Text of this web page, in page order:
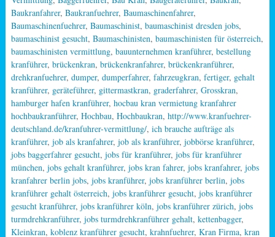
Baukranfahrer, Baukranfuehrer, Baumaschinenfahrer,
Baumaschinenfuehrer, Baumaschinist, baumaschinist dresden jobs,
baumaschinist gesucht, Baumaschinisten, baumaschinisten für österreich,
baumaschinisten vermittlung, bauunternehmen kranführer, bestellung
kranführer, brückenkran, brückenkranfahrer, brückenkranführer,
drehkranfuehrer, dumper, dumperfahrer, fahrzeugkran, fertiger, gehalt
kranführer, geräteführer, gittermastkran, graderfahrer, Grosskran,
hamburger hafen kranführer, hocbau kran vermietung kranfahrer
hochbaukranführer, Hochbau, Hochbaukran, http://www.kranfuehrer-
deutschland.de/kranfuhrer-vermittlung/, ich brauche aufträge als
kranführer, job als kranfahrer, job als kranführer, jobbörse kranführer,
jobs baggerfahrer gesucht, jobs für kranführer, jobs für kranführer
münchen, jobs gehalt kranführer, jobs kran fahrer, jobs kranfahrer, jobs
kranfahrer berlin jobs, jobs kranführer, jobs kranführer berlin, jobs
kranführer gehalt österreich, jobs kranführer gesucht, jobs kranführer
gesucht kranführer, jobs kranführer köln, jobs kranführer zürich, jobs
turmdrehkranführer, jobs turmdrehkranführer gehalt, kettenbagger,
Kleinkran, koblenz kranführer gesucht, krahnfuehrer, Kran Firma, kran